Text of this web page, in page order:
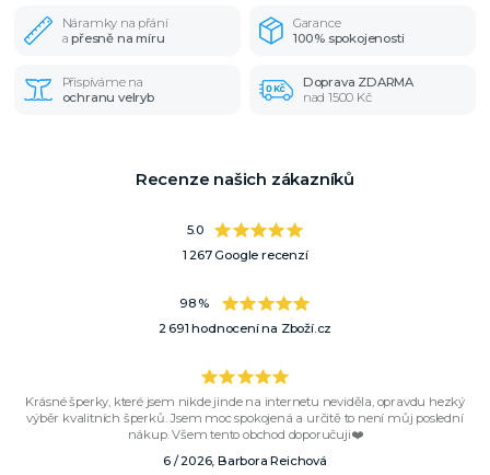
Náramky na přání
apřesně na míru
Garance
100% spokojenosti
Přispíváme na
ochranu velryb
Doprava ZDARMA
nad 1500 Kč
Recenze našich zákazníků
5.0
1 267 Google recenzí
98 %
2 691 hodnocení na Zboží.cz
Krásné šperky, které jsem nikde jinde na internetu neviděla, opravdu hezký
výběr kvalitních šperků. Jsem moc spokojená a určitě to není můj poslední
nákup. Všem tento obchod doporučuji❤️
6 / 2026, Barbora Reichová